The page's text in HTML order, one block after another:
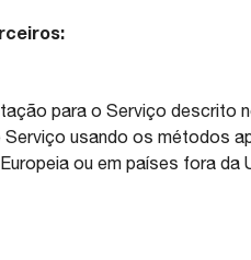
para o Serviço
usando os métodos
ou em países fora da